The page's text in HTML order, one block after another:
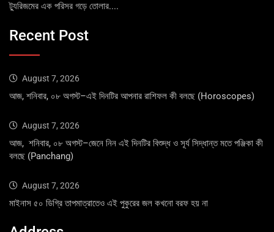
ট্যুরিজমের এক পরিসর গড়ে তোলার....
Recent Post
August 7, 2026
আজ, শনিবার, ০৮ অগস্ট–এই দিনটির আপনার রাশিফল কী বলছে (Horoscopes)
August 7, 2026
আজ, শনিবার, ০৮ অগস্ট–জেনে নিন এই দিনটির বিশুদ্ধ ও সূর্য সিদ্ধান্ত মতে পঞ্জিকা কী
বলছে (Panchang)
August 7, 2026
মাইনাস ৫০ ডিগ্রি তাপমাত্রাতেও এই পুকুরের জল কখনো বরফ হয় না